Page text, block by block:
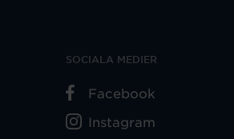
SOCIALA MEDIER
Facebook
Instagram